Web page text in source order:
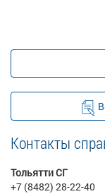
Контакты
Тольятти СГ
+7 (8482) 28-22-40